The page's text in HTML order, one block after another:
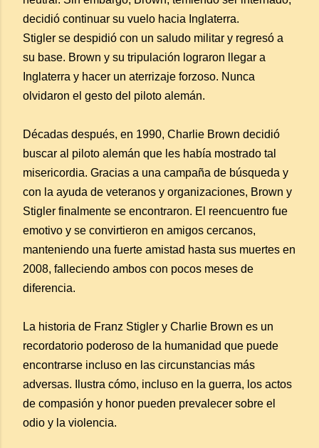
decidió continuar su vuelo hacia Inglaterra.
Stigler se despidió con un saludo militar y regresó a
su base. Brown y su tripulación lograron llegar a
Inglaterra y hacer un aterrizaje forzoso. Nunca
olvidaron el gesto del piloto alemán.
Décadas después, en 1990, Charlie Brown decidió
buscar al piloto alemán que les había mostrado tal
misericordia. Gracias a una campaña de búsqueda y
con la ayuda de veteranos y organizaciones, Brown y
Stigler finalmente se encontraron. El reencuentro fue
emotivo y se convirtieron en amigos cercanos,
manteniendo una fuerte amistad hasta sus muertes en
2008, falleciendo ambos con pocos meses de
diferencia.
La historia de Franz Stigler y Charlie Brown es un
recordatorio poderoso de la humanidad que puede
encontrarse incluso en las circunstancias más
adversas. Ilustra cómo, incluso en la guerra, los actos
de compasión y honor pueden prevalecer sobre el
odio y la violencia.